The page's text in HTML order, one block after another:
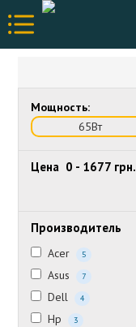
Мощность:
65Вт
Цена 0 - 1677 грн.
Производитель
Acer 5
Asus 7
Dell 4
Hp 3